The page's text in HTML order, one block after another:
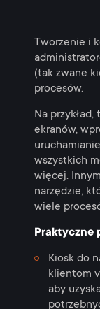
Tworzenie i
(tak zwane
procesów.
Na
ekranów,
wszystkich
więcej.
narzędzie,
wiele
Praktyczne
Kiosk do
klientom
aby